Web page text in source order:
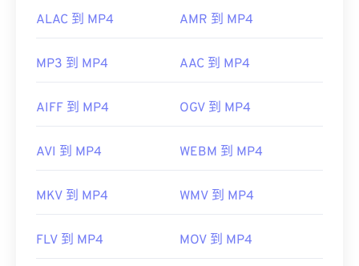
ALAC 到 MP4 AMR 到 MP4
MP3 到 MP4 AAC 到 MP4
AIFF 到 MP4 OGV 到 MP4
AVI 到 MP4 WEBM 到 MP4
MKV 到 MP4 WMV 到 MP4
FLV 到 MP4 MOV 到 MP4